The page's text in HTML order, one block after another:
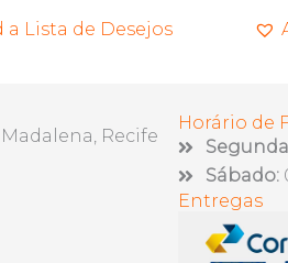
a Lista de Desejos
Recife
Horário de
Sábado:
Entregas